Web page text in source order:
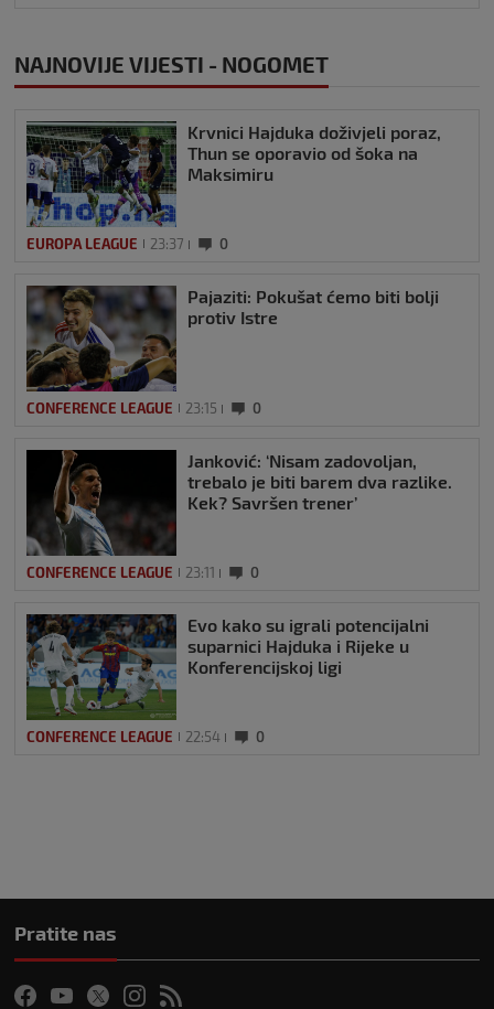
NAJNOVIJE VIJESTI - NOGOMET
Krvnici Hajduka doživjeli poraz,
Thun se oporavio od šoka na
Maksimiru
EUROPA LEAGUE 23:37 0
Pajaziti: Pokušat ćemo biti bolji
protiv Istre
CONFERENCE LEAGUE 23:15 0
Janković: ‘Nisam zadovoljan,
trebalo je biti barem dva razlike.
Kek? Savršen trener’
CONFERENCE LEAGUE 23:11 0
Evo kako su igrali potencijalni
suparnici Hajduka i Rijeke u
Konferencijskoj ligi
CONFERENCE LEAGUE 22:54 0
Pratite nas